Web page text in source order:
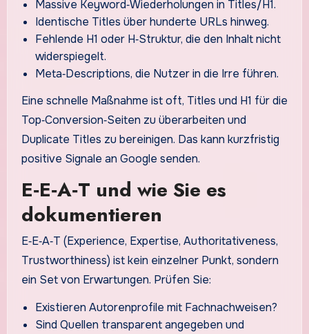
Massive Keyword‑Wiederholungen in Titles/H1.
Identische Titles über hunderte URLs hinweg.
Fehlende H1 oder H‑Struktur, die den Inhalt nicht
widerspiegelt.
Meta‑Descriptions, die Nutzer in die Irre führen.
Eine schnelle Maßnahme ist oft, Titles und H1 für die
Top‑Conversion‑Seiten zu überarbeiten und
Duplicate Titles zu bereinigen. Das kann kurzfristig
positive Signale an Google senden.
E‑E‑A‑T und wie Sie es
dokumentieren
E‑E‑A‑T (Experience, Expertise, Authoritativeness,
Trustworthiness) ist kein einzelner Punkt, sondern
ein Set von Erwartungen. Prüfen Sie:
Existieren Autorenprofile mit Fachnachweisen?
Sind Quellen transparent angegeben und